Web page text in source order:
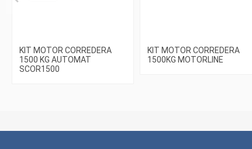
KIT MOTOR CORREDERA
1500 KG AUTOMAT
SCOR1500
KIT MOTOR CORREDERA
1500KG MOTORLINE